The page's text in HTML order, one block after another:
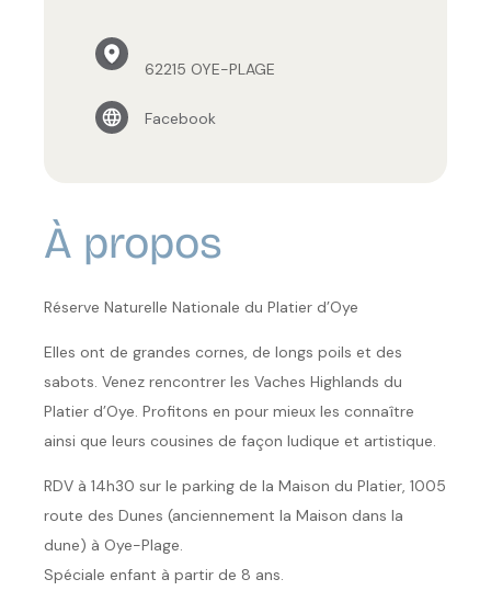
62215 OYE-PLAGE
Facebook
À propos
Réserve Naturelle Nationale du Platier d’Oye
Elles ont de grandes cornes, de longs poils et des
sabots. Venez rencontrer les Vaches Highlands du
Platier d’Oye. Profitons en pour mieux les connaître
ainsi que leurs cousines de façon ludique et artistique.
RDV à 14h30 sur le parking de la Maison du Platier, 1005
route des Dunes (anciennement la Maison dans la
dune) à Oye-Plage.
Spéciale enfant à partir de 8 ans.